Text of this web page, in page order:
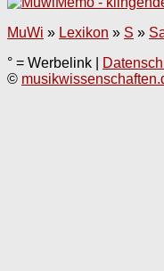
MuWi » Lexikon » S »
° = Werbelink |
©